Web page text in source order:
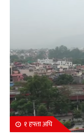
१ हफ्ता अघि